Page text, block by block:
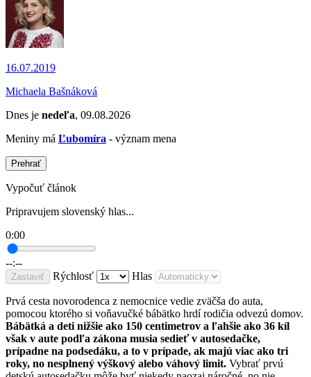
16.07.2019
Michaela Bašnáková
Dnes je nedeľa, 09.08.2026
Meniny má Ľubomíra - význam mena
Prehrať
Vypočuť článok
Pripravujem slovenský hlas...
0:00
--:--
Zastaviť Rýchlosť Hlas
Prvá cesta novorodenca z nemocnice vedie zväčša do auta,
pomocou ktorého si voňavučké bábätko hrdí rodičia odvezú domov.
Bábätká a deti nižšie ako 150 centimetrov a ľahšie ako 36 kíl
však v aute podľa zákona musia sedieť v autosedačke,
prípadne na podsedáku, a to v prípade, ak majú viac ako tri
roky, no nesplnený výškový alebo váhový limit. Vybrať prvú